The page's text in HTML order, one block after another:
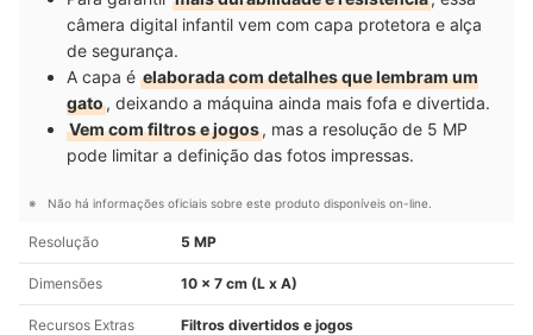
câmera digital infantil vem com capa protetora e alça
de segurança.
A capa é elaborada com detalhes que lembram um
gato, deixando a máquina ainda mais fofa e divertida.
Vem com filtros e jogos, mas a resolução de 5 MP
pode limitar a definição das fotos impressas.
Não há informações oficiais sobre este produto disponíveis on-line.
Resolução 5 MP
Dimensões 10 x 7 cm (L x A)
Recursos Extras Filtros divertidos e jogos